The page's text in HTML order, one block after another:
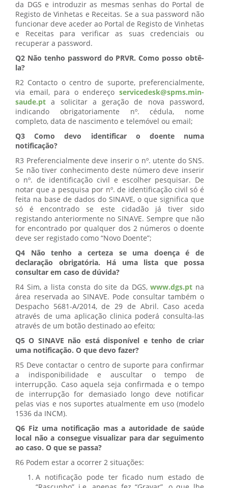
da DGS e introduzir as mesmas senhas do Portal de
Registo de Vinhetas e Receitas. Se a sua password não
funcionar deve aceder ao Portal de Registo de Vinhetas
e Receitas para verificar as suas credenciais ou
recuperar a password.
Q2 Não tenho password do PRVR. Como posso obtê-
la?
R2 Contacto o centro de suporte, preferencialmente,
via email, para o endereçoservicedesk@spms.min-
saude.pt a solicitar a geração de nova password,
indicando obrigatoriamente nº. cédula, nome
completo, data de nascimento e telemóvel ou email;
Q3 Como devo identificar o doente numa
notificação?
R3 Preferencialmente deve inserir o nº. utente do SNS.
Se não tiver conhecimento deste número deve inserir
o nº. de identificação civil e escolher pesquisar. De
notar que a pesquisa por nº. de identificação civil só é
feita na base de dados do SINAVE, o que significa que
só é encontrado se este cidadão já tiver sido
registando anteriormente no SINAVE. Sempre que não
for encontrado por qualquer dos 2 números o doente
deve ser registado como “Novo Doente”;
Q4 Não tenho a certeza se uma doença é de
declaração obrigatória. Há uma lista que possa
consultar em caso de dúvida?
R4 Sim, a lista consta do site da DGS,www.dgs.pt na
área reservada ao SINAVE. Pode consultar também o
Despacho 5681-A/2014, de 29 de Abril. Caso aceda
através de uma aplicação clinica poderá consulta-las
através de um botão destinado ao efeito;
Q5 O SINAVE não está disponível e tenho de criar
uma notificação. O que devo fazer?
R5 Deve contactar o centro de suporte para confirmar
a indisponibilidade e auscultar o tempo de
interrupção. Caso aquela seja confirmada e o tempo
de interrupção for demasiado longo deve notificar
pelas vias e nos suportes atualmente em uso (modelo
1536 da INCM).
Q6 Fiz uma notificação mas a autoridade de saúde
local não a consegue visualizar para dar seguimento
ao caso. O que se passa?
R6 Podem estar a ocorrer 2 situações:
A notificação pode ter ficado num estado de